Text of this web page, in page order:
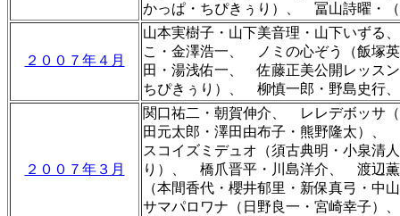
かっぱ・ちぴきぅり）、 冨山詩曜・
２００７年４月
山本実樹子・山下美音理・山下いず
こ・金澤浩一、 ノミの心ぞう（飯塚
田・湯浅佑一 、佐藤正美公開レッス
ちぴきぅり）、 柳慎一郎・野島史行
２００７年３月
関口祐二・朝賀伸介、 レレデボッサ（
田元太郎・澤田由布子・熊野隆太）、
スコイズミデュオ（須古典明・小泉清
り）、 橋爪晋平・川島洋介、 渡辺
（本間香代・櫻井郁里・新保真弓・
サマパロワナ（日野良一・宮崎幸子）